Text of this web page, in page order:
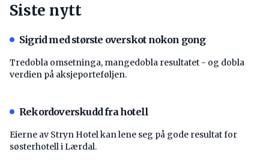
Siste nytt
Sigrid med største overskot nokon gong
Tredobla omsetninga, mangedobla resultatet - og dobla
verdien på aksjeporteføljen.
Rekordoverskudd fra hotell
Eierne av Stryn Hotel kan lene seg på gode resultat for
søsterhotell i Lærdal.